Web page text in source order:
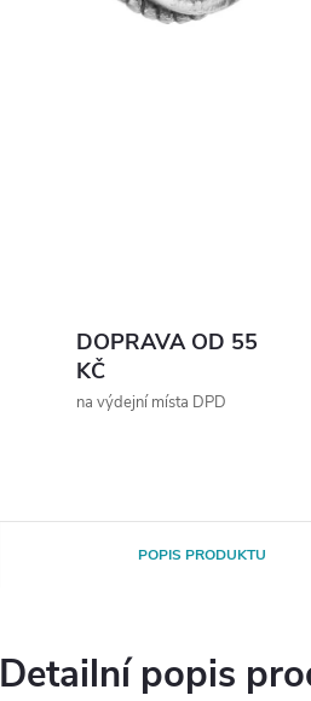
DOPRAVA OD 55
KČ
na výdejní místa DPD
POPIS PRODUKTU
Detailní popis